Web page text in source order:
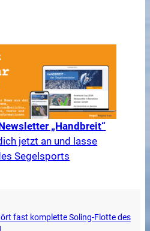
„Handbreit“
jetzt an und lasse
Segelsports
fast komplette Soling-Flotte des